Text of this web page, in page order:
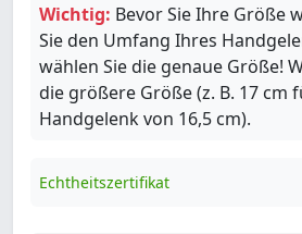
Wichtig: Bevor Sie Ihre Größe
Sie den Umfang Ihres
wählen Sie die genaue Größe!
die größere Größe (z. B. 17 cm
Handgelenk von 16,5 cm).
Echtheitszertifikat